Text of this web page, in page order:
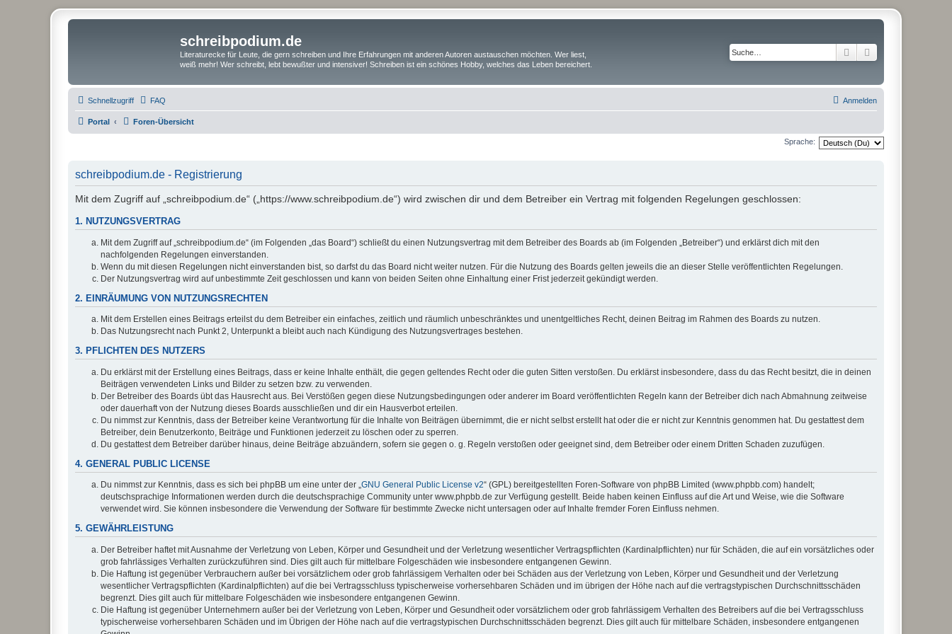
schreibpodium.de
Literaturecke für Leute, die gern schreiben und Ihre Erfahrungen mit anderen Autoren austauschen möchten. Wer liest,
weiß mehr! Wer schreibt, lebt bewußter und intensiver! Schreiben ist ein schönes Hobby, welches das Leben bereichert.
Suche
Schnellzugriff FAQ Anmelden
Portal Foren-Übersicht
Sprache:
schreibpodium.de - Registrierung
Mit dem Zugriff auf „schreibpodium.de“ („https://www.schreibpodium.de“) wird zwischen dir und dem Betreiber ein Vertrag mit folgenden Regelungen geschlossen:
1. NUTZUNGSVERTRAG
Mit dem Zugriff auf „schreibpodium.de“ (im Folgenden „das Board“) schließt du einen Nutzungsvertrag mit dem Betreiber des Boards ab (im Folgenden „Betreiber“) und erklärst dich mit den
nachfolgenden Regelungen einverstanden.
Wenn du mit diesen Regelungen nicht einverstanden bist, so darfst du das Board nicht weiter nutzen. Für die Nutzung des Boards gelten jeweils die an dieser Stelle veröffentlichten Regelungen.
Der Nutzungsvertrag wird auf unbestimmte Zeit geschlossen und kann von beiden Seiten ohne Einhaltung einer Frist jederzeit gekündigt werden.
2. EINRÄUMUNG VON NUTZUNGSRECHTEN
Mit dem Erstellen eines Beitrags erteilst du dem Betreiber ein einfaches, zeitlich und räumlich unbeschränktes und unentgeltliches Recht, deinen Beitrag im Rahmen des Boards zu nutzen.
Das Nutzungsrecht nach Punkt 2, Unterpunkt a bleibt auch nach Kündigung des Nutzungsvertrages bestehen.
3. PFLICHTEN DES NUTZERS
Du erklärst mit der Erstellung eines Beitrags, dass er keine Inhalte enthält, die gegen geltendes Recht oder die guten Sitten verstoßen. Du erklärst insbesondere, dass du das Recht besitzt, die in deinen
Beiträgen verwendeten Links und Bilder zu setzen bzw. zu verwenden.
Der Betreiber des Boards übt das Hausrecht aus. Bei Verstößen gegen diese Nutzungsbedingungen oder anderer im Board veröffentlichten Regeln kann der Betreiber dich nach Abmahnung zeitweise
oder dauerhaft von der Nutzung dieses Boards ausschließen und dir ein Hausverbot erteilen.
Du nimmst zur Kenntnis, dass der Betreiber keine Verantwortung für die Inhalte von Beiträgen übernimmt, die er nicht selbst erstellt hat oder die er nicht zur Kenntnis genommen hat. Du gestattest dem
Betreiber, dein Benutzerkonto, Beiträge und Funktionen jederzeit zu löschen oder zu sperren.
Du gestattest dem Betreiber darüber hinaus, deine Beiträge abzuändern, sofern sie gegen o. g. Regeln verstoßen oder geeignet sind, dem Betreiber oder einem Dritten Schaden zuzufügen.
4. GENERAL PUBLIC LICENSE
Du nimmst zur Kenntnis, dass es sich bei phpBB um eine unter der „GNU General Public License v2“ (GPL) bereitgestellten Foren-Software von phpBB Limited (www.phpbb.com) handelt;
deutschsprachige Informationen werden durch die deutschsprachige Community unter www.phpbb.de zur Verfügung gestellt. Beide haben keinen Einfluss auf die Art und Weise, wie die Software
verwendet wird. Sie können insbesondere die Verwendung der Software für bestimmte Zwecke nicht untersagen oder auf Inhalte fremder Foren Einfluss nehmen.
5. GEWÄHRLEISTUNG
Der Betreiber haftet mit Ausnahme der Verletzung von Leben, Körper und Gesundheit und der Verletzung wesentlicher Vertragspflichten (Kardinalpflichten) nur für Schäden, die auf ein vorsätzliches oder
grob fahrlässiges Verhalten zurückzuführen sind. Dies gilt auch für mittelbare Folgeschäden wie insbesondere entgangenen Gewinn.
Die Haftung ist gegenüber Verbrauchern außer bei vorsätzlichem oder grob fahrlässigem Verhalten oder bei Schäden aus der Verletzung von Leben, Körper und Gesundheit und der Verletzung
wesentlicher Vertragspflichten (Kardinalpflichten) auf die bei Vertragsschluss typischerweise vorhersehbaren Schäden und im übrigen der Höhe nach auf die vertragstypischen Durchschnittsschäden
begrenzt. Dies gilt auch für mittelbare Folgeschäden wie insbesondere entgangenen Gewinn.
Die Haftung ist gegenüber Unternehmern außer bei der Verletzung von Leben, Körper und Gesundheit oder vorsätzlichem oder grob fahrlässigem Verhalten des Betreibers auf die bei Vertragsschluss
typischerweise vorhersehbaren Schäden und im Übrigen der Höhe nach auf die vertragstypischen Durchschnittsschäden begrenzt. Dies gilt auch für mittelbare Schäden, insbesondere entgangenen